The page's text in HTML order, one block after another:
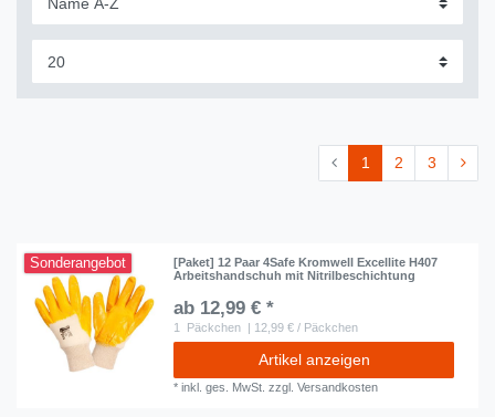
1 2 3
Sonderangebot
[Paket] 12 Paar 4Safe Kromwell Excellite H407
Arbeitshandschuh mit Nitrilbeschichtung
ab 12,99 € *
1 Päckchen | 12,99 € / Päckchen
Artikel anzeigen
*inkl. ges. MwSt. zzgl.Versandkosten